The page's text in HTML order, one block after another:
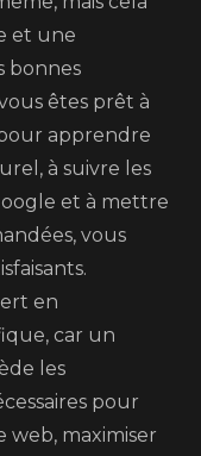
et une
bonnes
êtes prêt à
apprendre
à suivre les
et à mettre
vous
en
car un
les
pour
web, maximiser